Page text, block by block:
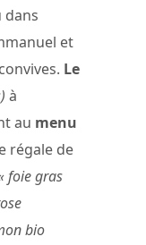
dans
et
Le
à
au menu
régale de
foie gras
bio